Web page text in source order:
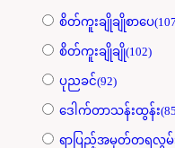
စိတ်ကူးချိုချိုစာပေ
စိတ်ကူးချိုချို(102)
ပုညခင်(92)
ဒေါက်တာသန်းထွန်း
ရာပြည့်အမှတ်တရလွမ်